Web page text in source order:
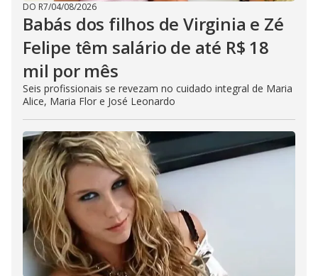
DO R7/04/08/2026
Babás dos filhos de Virginia e Zé
Felipe têm salário de até R$ 18
mil por mês
Seis profissionais se revezam no cuidado integral de Maria
Alice, Maria Flor e José Leonardo